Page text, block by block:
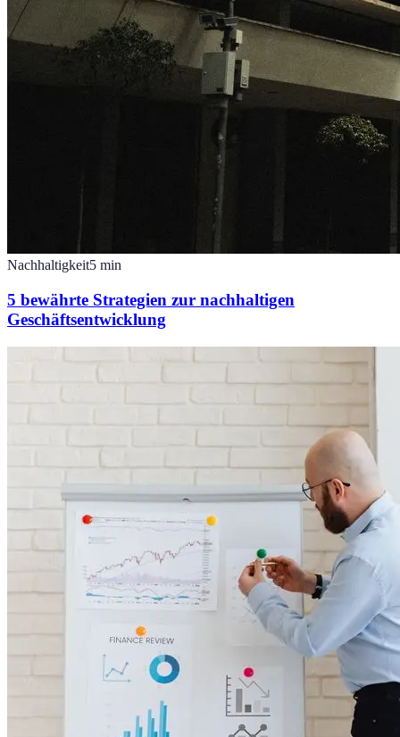
Nachhaltigkeit5 min
5 bewährte Strategien zur nachhaltigen
Geschäftsentwicklung